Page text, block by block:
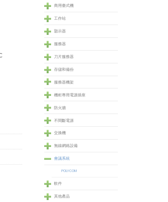
Series (7200-63550-102) 數量
商用臺式機
工作站
顥示器
服務器
刀片服務器
存儲和備份
服務器機架
機柜專用電源插座
防火牆
不間斷電源
交換機
無線網絡設備
會議系統
POLYCOM
軟件
其他產品